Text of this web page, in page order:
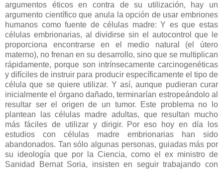
argumentos éticos en contra de su utilización, hay un
argumento científico que anula la opción de usar embriones
humanos como fuente de células madre: Y es que estas
células embrionarias, al dividirse sin el autocontrol que le
proporciona encontrarse en el medio natural (el útero
materno), no frenan en su desarrollo, sino que se multiplican
rápidamente, porque son intrínsecamente carcinogenéticas
y difíciles de instruir para producir específicamente el tipo de
célula que se quiere utilizar. Y así, aunque pudieran curar
inicialmente el órgano dañado, terminarían estropeándolo al
resultar ser el origen de un tumor. Este problema no lo
plantean las células madre adultas, que resultan mucho
más fáciles de utilizar y dirigir. Por eso hoy en día los
estudios con células madre embrionarias han sido
abandonados. Tan sólo algunas personas, guiadas más por
su ideología que por la Ciencia, como el ex ministro de
Sanidad Bernat Soria, insisten en seguir trabajando con